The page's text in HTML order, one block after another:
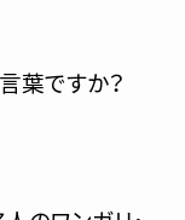
葉ですか？